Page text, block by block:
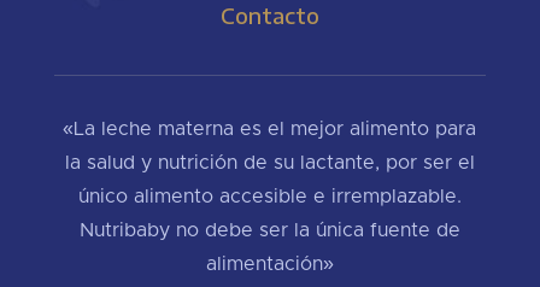
Contacto
«La leche materna es el mejor alimento para
la salud y nutrición de su lactante, por ser el
único alimento accesible e irremplazable.
Nutribaby no debe ser la única fuente de
alimentación»